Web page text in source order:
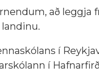
að leggja
í
í